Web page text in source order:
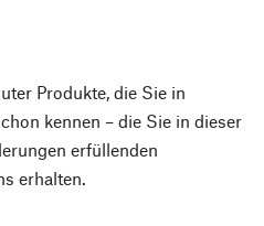
Produkte, die Sie in
kennen – die Sie in dieser
erfüllenden
erhalten.